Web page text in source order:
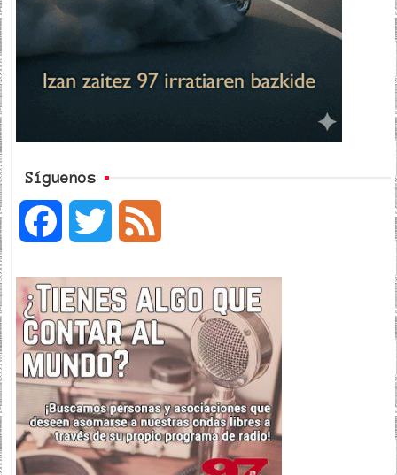
Síguenos
c
e
b
o
i
t
t
e
e
d